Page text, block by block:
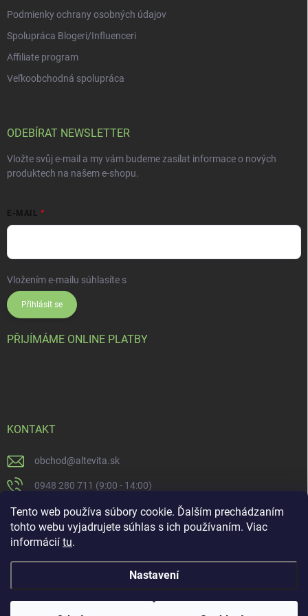
Tento web používa súbory cookie. Ďalším prechádzaním
tohto webu vyjadrujete súhlas s ich používaním. Viac
informácií tu.
Nastavení
Podmienky ochrany osobných údajov
Spolupráca Blogeri/Influenceri
Affiliate program
Veľkoobchodná spolupráca
ODEBÍRAT NEWSLETTER
Vložte svůj e-mail a my vám budeme zasílat informace o nových
produktech na našem e-shopu.
E-MAIL
Vložením e-mailu súhlasíte s
Přihlásit se
PŘIJÍMÁME ONLINE PLATBY
KONTAKT
obchod@altevita.sk
0948 280 711 (9:00 - 14:00)
Altevita.sk
altevita
Copyright 2026Altevita.sk - life - health - beauty. Všechna práva vyhrazena.